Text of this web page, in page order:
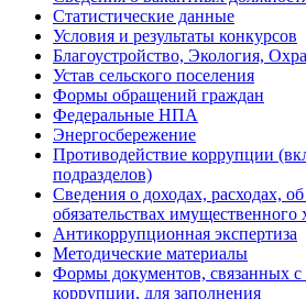
Статистические данные
Условия и результаты конкурсов
Благоустройство, Экология,
Устав сельского поселения
Формы обращений граждан
Федеральные НПА
Энергосбережение
Противодействие коррупции
подразделов)
Сведения о доходах, расходах,
обязательствах имущественного
Антикоррупционная экспертиза
Методические материалы
Формы документов, связанных с
коррупции, для заполнения